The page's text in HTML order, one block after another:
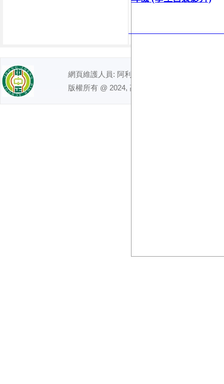
網頁維護人員: 阿利｜ 電話 : (07)7491992
版權所有 @ 2024, 高雄市立中正高級中學. All